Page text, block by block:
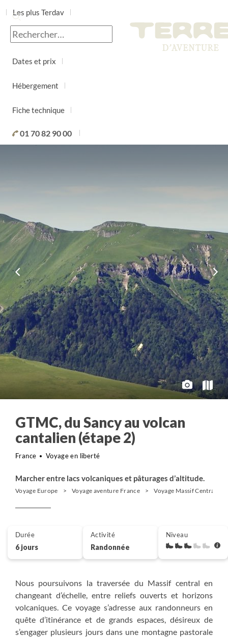
Les plus Terdav
Jour par jour
Dates et prix
Hébergement
Fiche technique
01 70 82 90 00
GTMC, du Sancy au volcan
cantalien (étape 2)
France Voyage en liberté
Marcher entre lacs volcaniques et pâturages d’altitude.
Voyage Europe Voyage aventure France Voyage Massif Central
Nous poursuivons la traversée du Massif central en
changeant d’échelle, entre reliefs ouverts et horizons
volcaniques. Ce voyage s’adresse aux randonneurs en
quête d’itinérance et de grands espaces, désireux de
s’engager plusieurs jours dans une montagne pastorale
Durée
6 jours
Activité
Randonnée
Niveau